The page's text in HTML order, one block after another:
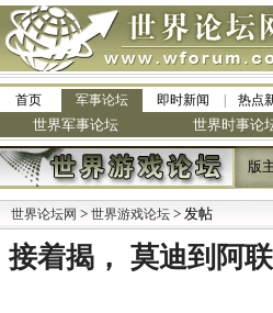
首页 军事论坛 即时新闻 热点
世界军事论坛 世界时事论
版
世界论坛网 > 世界游戏论坛 > 发帖 九
接着揭， 莫迪到阿